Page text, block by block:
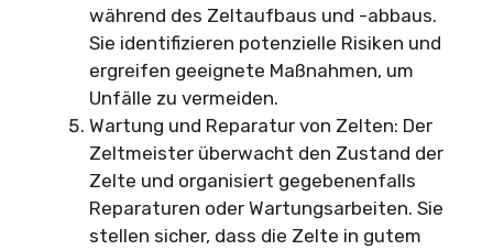
während des Zeltaufbaus und -abbaus.
Sie identifizieren potenzielle Risiken und
ergreifen geeignete Maßnahmen, um
Unfälle zu vermeiden.
Wartung und Reparatur von Zelten: Der
Zeltmeister überwacht den Zustand der
Zelte und organisiert gegebenenfalls
Reparaturen oder Wartungsarbeiten. Sie
stellen sicher, dass die Zelte in gutem